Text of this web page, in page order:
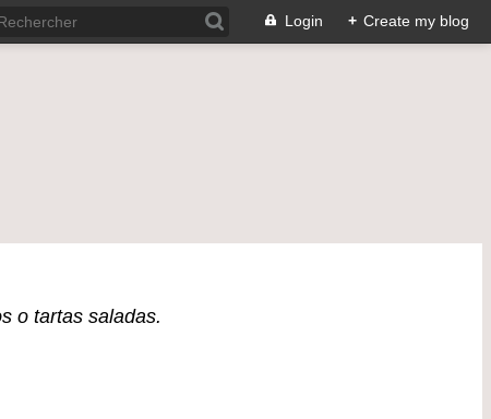
Login + Create my blog
o tartas saladas.